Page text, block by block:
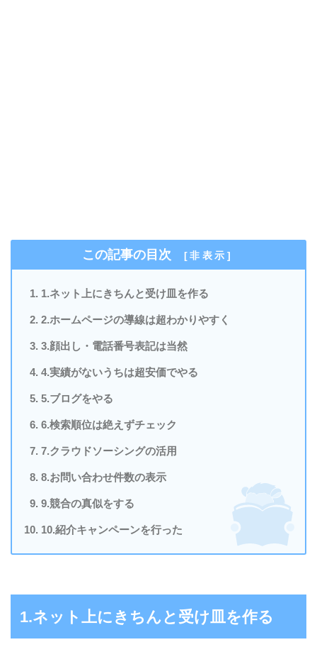
この記事の目次 [非表示 ]
1.ネット上にきちんと受け皿を作る
2.ホームページの導線は超わかりやすく
3.顔出し・電話番号表記は当然
4.実績がないうちは超安価でやる
5.ブログをやる
6.検索順位は絶えずチェック
7.クラウドソーシングの活用
8.お問い合わせ件数の表示
9.競合の真似をする
10.紹介キャンペーンを行った
1.ネット上にきちんと受け皿を作る